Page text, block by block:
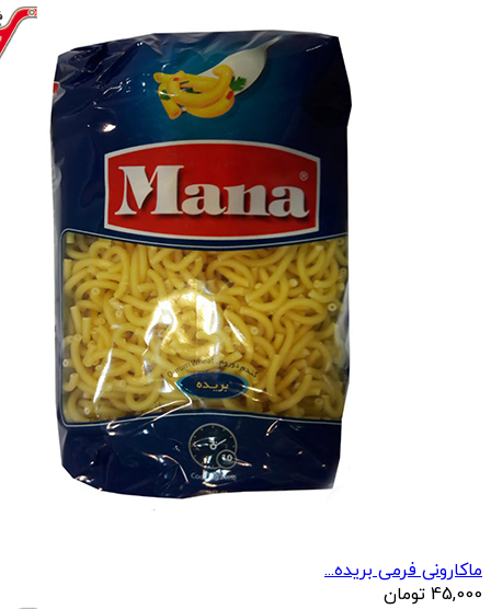
ماکارونی فرمی بریده...
45,000 تومان